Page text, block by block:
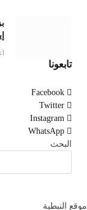
تابعونا
Facebook
Twitter
Instagram
WhatsApp
البحث
موقع النبطية